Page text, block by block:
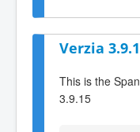
Verzia
This is the
3.9.15